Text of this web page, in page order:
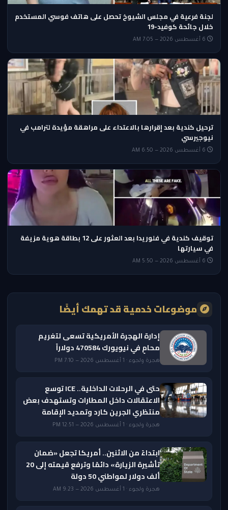
لجنة فرعية في مجلس الشيوخ تحصل على هاتف فوسي المستخدم
خلال جائحة كوفيد-19
ترحيل كندية بعد إقرارها بالاعتداء على مراهقة مؤيدة لترامب في
نيوجيرسي
توقيف كندية في فلوريدا بعد العثور على 12 بطاقة هوية مزيفة
في سيارتها
موضوعات خدمية قد تهمك أيضًا
إدارة الهجرة الأمريكية تسعى لتغريم
محامٍ في نيويورك 470584 دولاراً
هجرة ولجوء · 1 أغسطس 2026 — 7:10 PM
حتى في الرحلات الداخلية.. ICE توسع
الاعتقالات داخل المطارات وتستهدف بعض
منتظري الجرين كارد وتمديد الإقامة
هجرة ولجوء · 1 أغسطس 2026 — 12:51 PM
ابتداءً من الاثنين.. أمريكا تجعل «ضمان
تأشيرة الزيارة» دائمًا وترفع قيمته إلى 20
ألف دولار لمواطني 50 دولة
هجرة ولجوء · 1 أغسطس 2026 — 9:23 AM